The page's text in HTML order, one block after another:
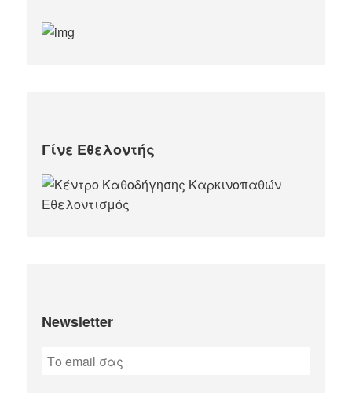
Γίνε Εθελοντής
Newsletter